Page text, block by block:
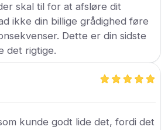
skal til for at afsløre dit
ikke din billige grådighed føre
Dette er din sidste
det rigtige.
kunde godt lide det, fordi det